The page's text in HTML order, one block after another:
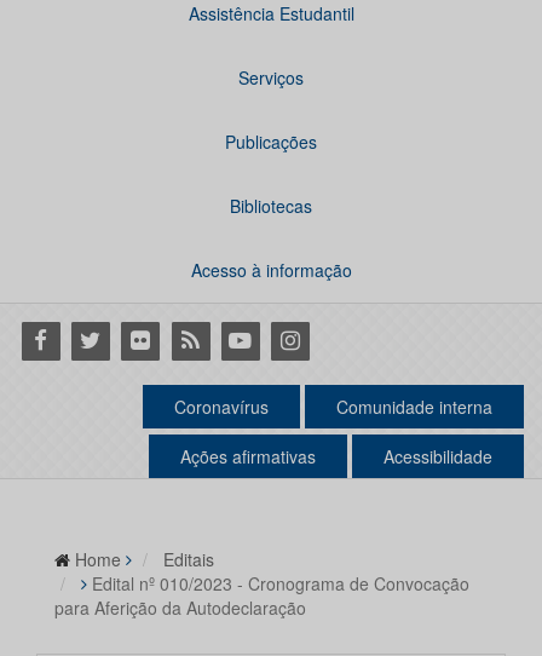
Assistência Estudantil
Serviços
Publicações
Bibliotecas
Acesso à informação
Facebook
Twitter Flickr RSS YoutubeInstagram
Coronavírus Comunidade interna
Ações afirmativas Acessibilidade
Home
Editais
Edital nº 010/2023 - Cronograma de Convocação
para Aferição da Autodeclaração